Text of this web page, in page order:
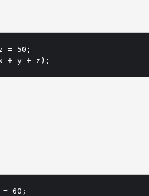
= 50;
+ y + z);
= 60;